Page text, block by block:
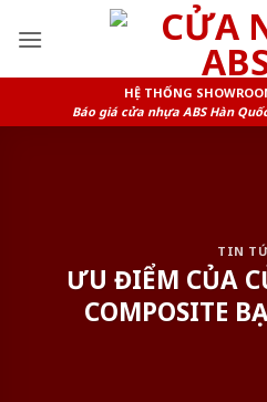
HỆ THỐNG
Báo giá cửa nhựa ABS Hàn
TIN
ƯU ĐIỂM CỦA
COMPOSITE